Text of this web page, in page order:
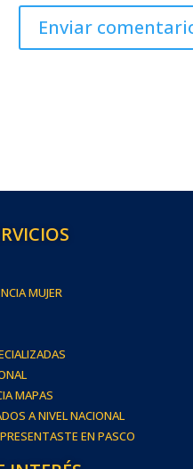
MUJER
MAPAS
A NIVEL NACIONAL
EN PASCO